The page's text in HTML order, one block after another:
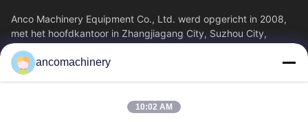
Anco Machinery Equipment Co., Ltd. werd opgericht in 2008,
met het hoofdkantoor in Zhangjiagang City, Suzhou City,
Jiangsu Province. Het is een...
Snelle Links
Over Ons
ancomachinery
10:02 AM